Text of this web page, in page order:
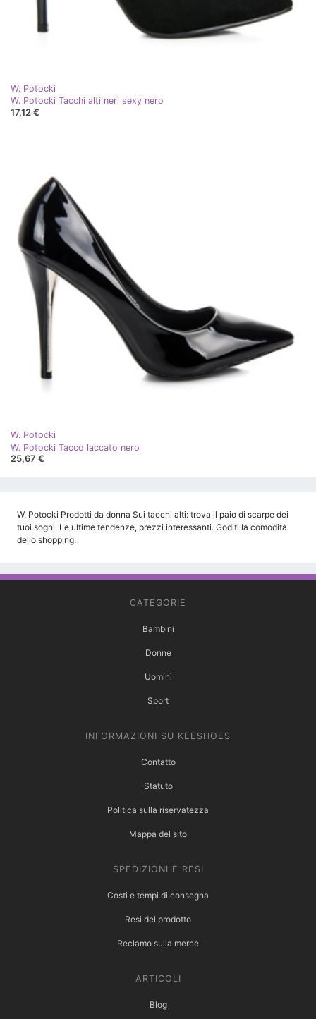
W. Potocki
W. Potocki Tacchi alti neri sexy nero
17,12 €
W. Potocki
W. Potocki Tacco laccato nero
25,67 €
W. Potocki Prodotti da donna Sui tacchi alti: trova il paio di scarpe dei
tuoi sogni. Le ultime tendenze, prezzi interessanti. Goditi la comodità
dello shopping.
CATEGORIE
Bambini
Donne
Uomini
Sport
INFORMAZIONI SU KEESHOES
Contatto
Statuto
Politica sulla riservatezza
Mappa del sito
SPEDIZIONI E RESI
Costi e tempi di consegna
Resi del prodotto
Reclamo sulla merce
ARTICOLI
Blog